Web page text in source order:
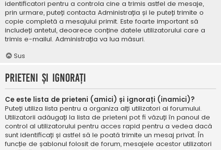
identificatori pentru a controla cine a trimis astfel de mesaje,
prin urmare, puteți contacta Administrația și le puteți trimite o
copie completă a mesajului primit. Este foarte important să
includeți antetul, deoarece conține datele utilizatorului care a
trimis e-mailul. Administrația va lua măsuri.
Sus
Prieteni și ignorați
Ce este lista de prieteni (amici) și ignorați (inamici)?
Puteți utiliza lista pentru a organiza alți utilizatori ai forumului.
Utilizatorii adăugați la lista de prieteni pot fi văzuți în panoul de
control al utilizatorului pentru acces rapid pentru a vedea dacă
sunt identificați și astfel să le poată trimite un mesaj privat. În
funcție de șablonul folosit de forum, mesajele acestor utilizatori